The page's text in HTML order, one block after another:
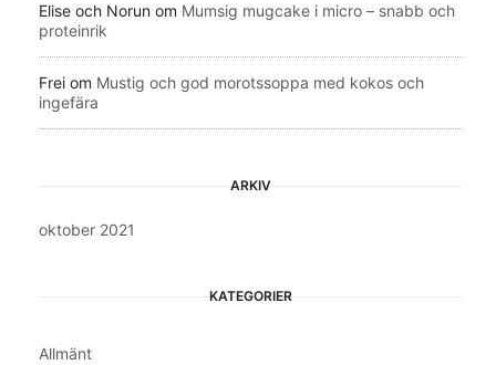
Elise och Norun om Mumsig mugcake i micro – snabb och
proteinrik
Frei om Mustig och god morotssoppa med kokos och
ingefära
ARKIV
oktober 2021
KATEGORIER
Allmänt